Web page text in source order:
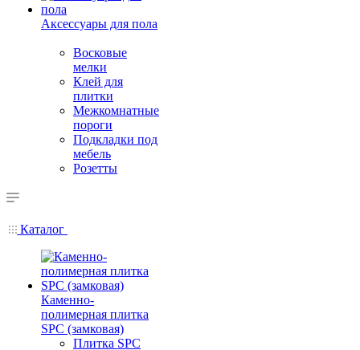
Аксессуары для пола
Восковые
мелки
Клей для
плитки
Межкомнатные
пороги
Подкладки под
мебель
Розетты
Каталог
Каменно-
полимерная плитка
SPC (замковая)
Плитка SPC